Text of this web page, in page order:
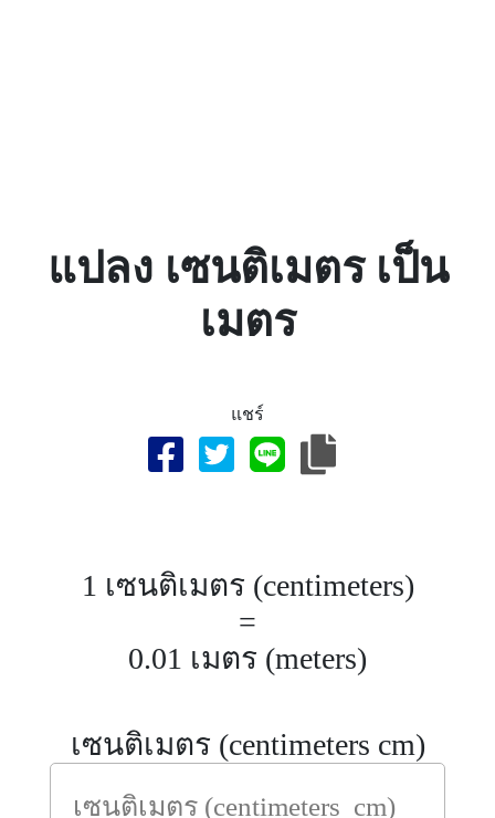
แปลง เซนติเมตร เป็น
เมตร
แชร์
1 เซนติเมตร (centimeters)
=
0.01 เมตร (meters)
เซนติเมตร (centimeters cm)